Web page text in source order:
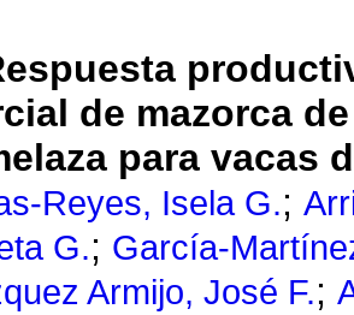
de mazorca
para vacas
Reyes, Isela G.;
G.; García-
Armijo, José F.;